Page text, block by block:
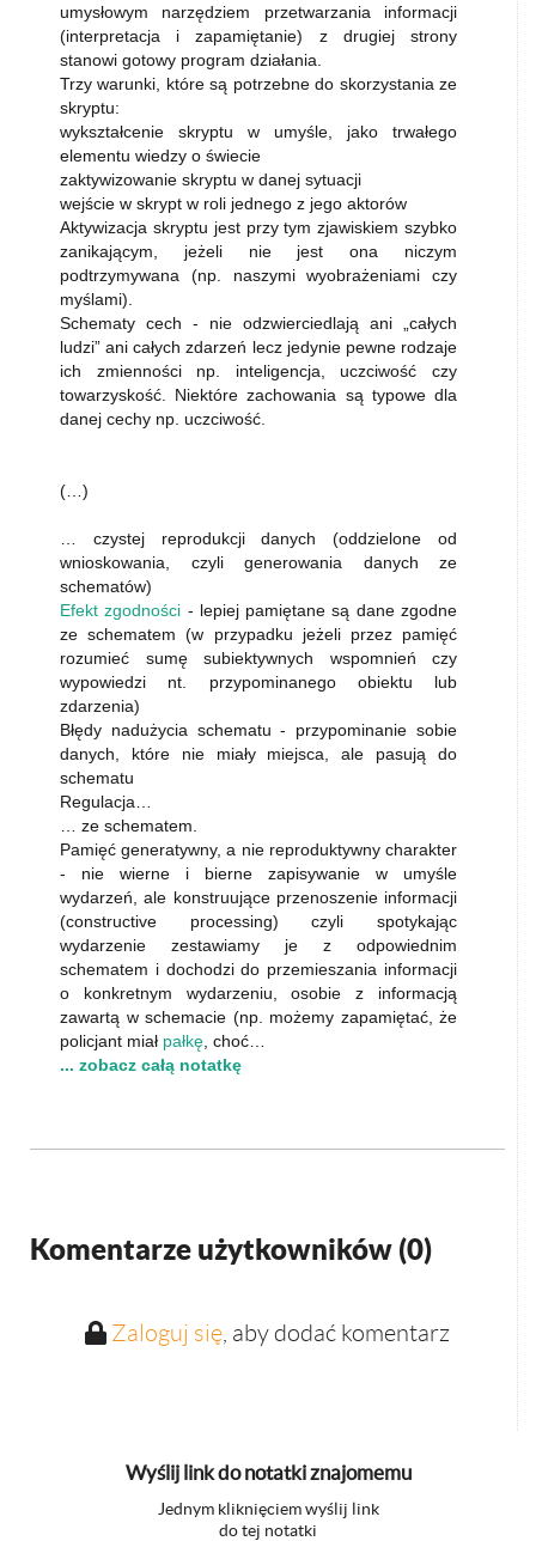
umysłowym narzędziem przetwarzania informacji
(interpretacja i zapamiętanie) z drugiej strony
stanowi gotowy program działania.
Trzy warunki, które są potrzebne do skorzystania ze
skryptu:
wykształcenie skryptu w umyśle, jako trwałego
elementu wiedzy o świecie
zaktywizowanie skryptu w danej sytuacji
wejście w skrypt w roli jednego z jego aktorów
Aktywizacja skryptu jest przy tym zjawiskiem szybko
zanikającym, jeżeli nie jest ona niczym
podtrzymywana (np. naszymi wyobrażeniami czy
myślami).
Schematy cech - nie odzwierciedlają ani „całych
ludzi” ani całych zdarzeń lecz jedynie pewne rodzaje
ich zmienności np. inteligencja, uczciwość czy
towarzyskość. Niektóre zachowania są typowe dla
danej cechy np. uczciwość.
(…)
… czystej reprodukcji danych (oddzielone od
wnioskowania, czyli generowania danych ze
schematów)
Efekt zgodności - lepiej pamiętane są dane zgodne
ze schematem (w przypadku jeżeli przez pamięć
rozumieć sumę subiektywnych wspomnień czy
wypowiedzi nt. przypominanego obiektu lub
zdarzenia)
Błędy nadużycia schematu - przypominanie sobie
danych, które nie miały miejsca, ale pasują do
schematu
Regulacja…
… ze schematem.
Pamięć generatywny, a nie reproduktywny charakter
- nie wierne i bierne zapisywanie w umyśle
wydarzeń, ale konstruujące przenoszenie informacji
(constructive processing) czyli spotykając
wydarzenie zestawiamy je z odpowiednim
schematem i dochodzi do przemieszania informacji
o konkretnym wydarzeniu, osobie z informacją
zawartą w schemacie (np. możemy zapamiętać, że
policjant miał pałkę , choć…
... zobacz całą notatkę
Komentarze użytkowników (0)
Zaloguj się, aby dodać komentarz
Wyślij link do notatki znajomemu
Jednym kliknięciem wyślij link
do tej notatki